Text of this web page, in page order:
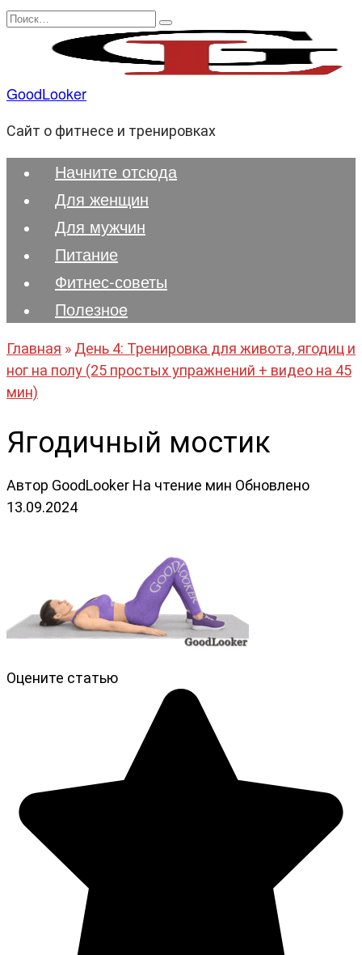
Перейти
содержанию
Search
GoodLooker
Сайт о фитнесе и тренировках
Начните отсюда
Для женщин
Для мужчин
Питание
Фитнес-советы
Полезноe
Главная » День 4: Тренировка для живота, ягодиц и
ног на полу (25 простых упражнений + видео на 45
мин)
Ягодичный мостик
Автор GoodLooker На чтение мин Обновлено
13.09.2024
Оцените статью